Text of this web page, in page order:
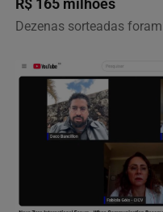
R$ 165 milhões
Dezenas sorteadas